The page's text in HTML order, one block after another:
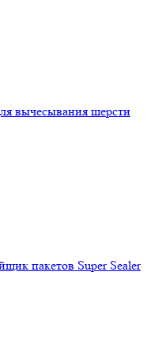
вычесывания шерсти
пакетов Super Sealer